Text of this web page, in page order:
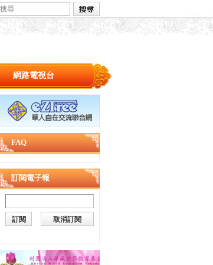
網路電視台
FAQ
訂閱電子報